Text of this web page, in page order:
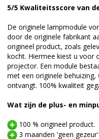
5/5 Kwaliteitsscore van
De originele lampmodule
door de originele fabrikant
origineel product, zoals
kocht. Hiermee kiest u voor
projector. Een module
met een originele
ontvangt. 100% kwaliteit
Wat zijn de plus- en
100 % origineel product.
3 maanden 'geen